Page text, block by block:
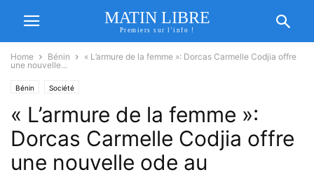
MATIN LIBRE
Premiers sur l'info !
Home Bénin
« L’armure de la femme »: Dorcas Carmelle Codjia offre
une nouvelle...
Bénin Société
« L’armure de la femme »:
Dorcas Carmelle Codjia offre
une nouvelle ode au